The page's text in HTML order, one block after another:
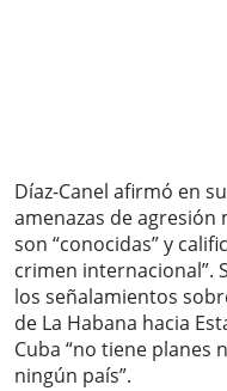
Díaz-Canel afirmó en
amenazas de
son “conocidas” y
crimen internacional”.
los señalamientos
de La Habana hacia
Cuba “no tiene planes
ningún país”.